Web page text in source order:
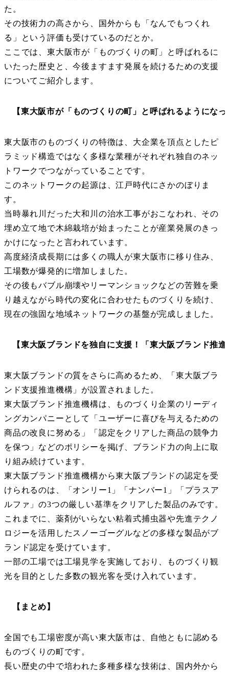
た。
その技術力の高さから、国外からも「なんでもつくれ
る」という評価も受けているのだとか。
ここでは、東大阪市が「ものづくりの町」と呼ばれるに
いたった歴史と、今後ますます発展を続けるための支援
についてご紹介します。
【東大阪市が「ものづくりの町」と呼ばれるようにな
東大阪市のものづくりの特徴は、大企業を頂点としたピ
ラミッド構造ではなく多様な業種がそれぞれ独自のネッ
トワークでつながっていることです。
このネットワークの起源は、江戸時代にさかのぼりま
す。
当時暴れ川だった大和川の治水工事がおこなわれ、その
埋め立て地で木綿栽培が始まったことが産業発展のきっ
かけになったと言われています。
高度経済成長期には多くの職人が東大阪市に移り住み、
工場数が爆発的に増加しました。
その後もバブル崩壊やリーマンショックなどの苦難を乗
り越えながら時代の変化に合わせたものづくりを続け、
現在の強固な地域ネットワークの基盤が完成しました。
【東大阪ブランドを独自に支援！「東大阪ブランド推
東大阪ブランドの質をさらに高めるため、「東大阪ブラ
ンド支援推進機構」が設置されました。
東大阪ブランド推進機構は、ものづくり企業のリーディ
ングカンパニーとして「ユーザーに喜びを与えるための
商品の改良に努める」「認定をクリアした商品の競争力
を保つ」などのポリシーを掲げ、ブランド力の向上に取
り組み続けています。
東大阪ブランド推進機構から東大阪ブランドの認定を受
けられるのは、「オンリー1」「ナンバー1」「プラスア
ルファ」の3つの厳しい基準をクリアした製品のみです。
これまでに、薬剤がいらない粘着式捕虫器や先進テクノ
ロジーを活用したスノーゴーグルなどの多様な製品がブ
ランド認定を受けています。
一部の工場では工場見学を実施しており、ものづくり観
光を目的とした多数の観光客を受け入れています。
【まとめ】
全国でも工場密度が高い東大阪市は、自他ともに認める
ものづくりの町です。
長い歴史の中で培われた多種多様な技術は、国内外から